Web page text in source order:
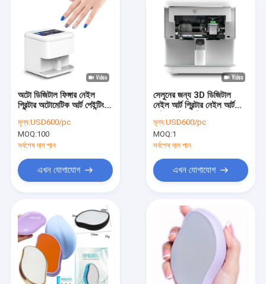
পণ্য
VR প্রদর্শন
আমাদের সম্পর্কে
অটো ডিজিটাল ফিঙ্গার নেইল
প্রিন্টার অটোমেটিক আর্ট পেইন্টিং
মূল্য:USD600/pc
MOQ:100
সর্বশেষ দাম পান
এখন যোগাযোগ
সেলুনের জন্য 3D ডিজিটাল
নেইল আর্ট প্রিন্টার নেইল আর্ট
মূল্য:USD600/pc
MOQ:1
সর্বশেষ দাম পান
এখন যোগাযোগ